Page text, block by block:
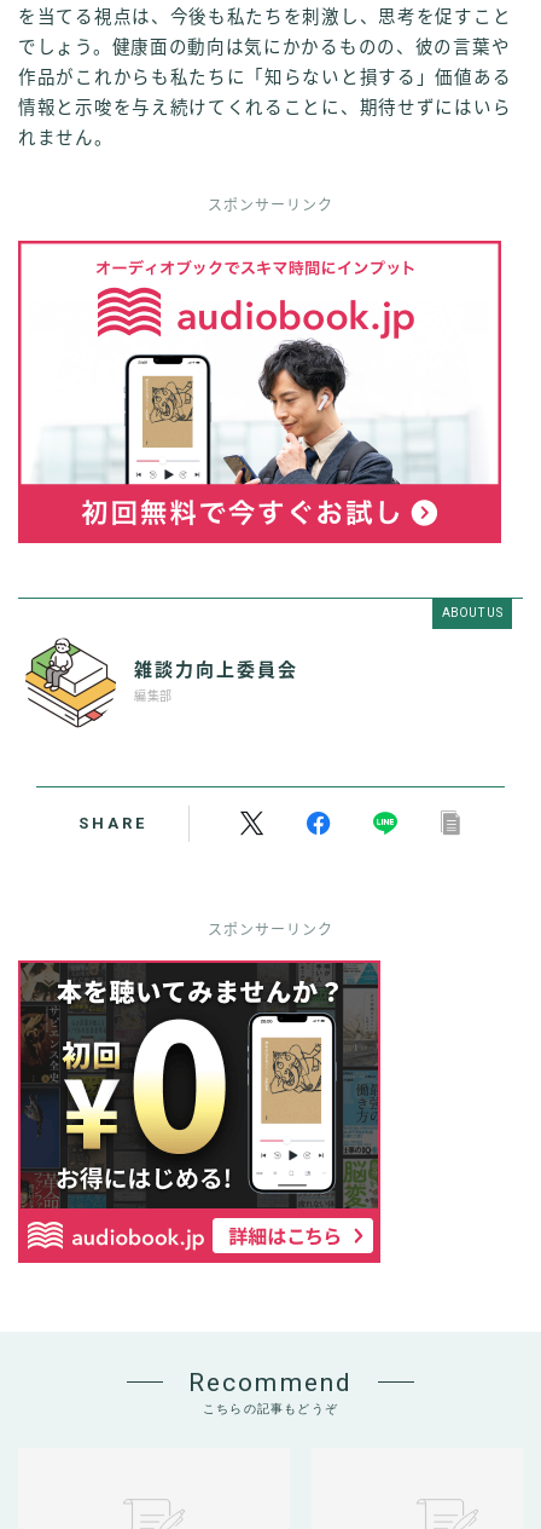
を当てる視点は、今後も私たちを刺激し、思考を促すこと
でしょう。健康面の動向は気にかかるものの、彼の言葉や
作品がこれからも私たちに「知らないと損する」価値ある
情報と示唆を与え続けてくれることに、期待せずにはいら
れません。
スポンサーリンク
ABOUT US
雑談力向上委員会
編集部
SHARE
スポンサーリンク
Recommend
こちらの記事もどうぞ